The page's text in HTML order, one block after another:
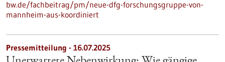
bw.de/fachbeitrag/pm/neue-dfg-forschungsgruppe-von-
mannheim-aus-koordiniert
Pressemitteilung - 16.07.2025